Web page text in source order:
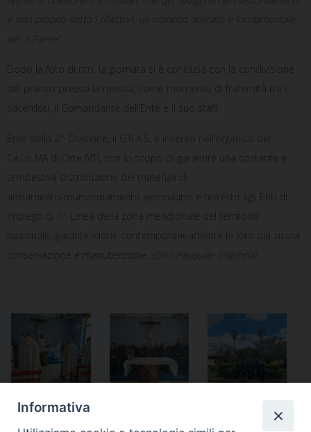
Dopo la foto di rito, la giornata si è conclusa con la condivisione
del pranzo presso la mensa, come momento di fraternità tra i
sacerdoti, il Comandante dell’Ente e il suo staff.
Ente della 2^ Divisione, il G.R.A.S. è inserito nell’organico del
Ce.Lo.MA di Orte (VT), con lo scopo di garantire una costante e
tempestiva distribuzione dei materiali di
armamento/munizionamento aeronautici e terrestri agli Enti di
impiego di 1^ Linea della zona meridionale del territorio
nazionale, garantendone contemporaneamente la loro più sicura
conservazione e manutenzione.
Informativa